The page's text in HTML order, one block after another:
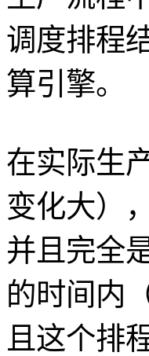
调度排程
算引擎。
在实际生
变化大）
并且完全
的时间内
且这个排